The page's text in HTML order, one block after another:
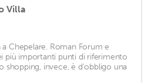
Villa
Chepelare. Roman Forum e
più importanti punti di riferimento
shopping, invece, è d'obbligo una